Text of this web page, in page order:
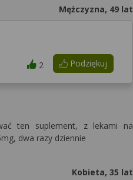
Mężczyzna, 49 lat
Podziękuj
2
ten suplement, z lekami na
dwa razy dziennie
Kobieta, 35 lat